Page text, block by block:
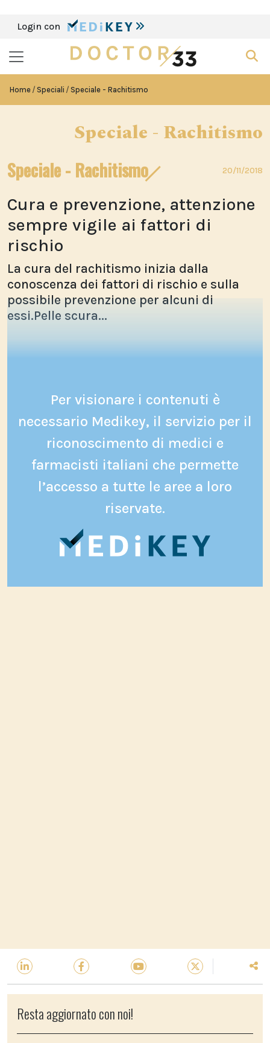
Login con
Home Speciali Speciale - Rachitismo
Speciale - Rachitismo
Speciale - Rachitismo 20/11/2018
Cura e prevenzione, attenzione
sempre vigile ai fattori di
rischio
La cura del rachitismo inizia dalla
conoscenza dei fattori di rischio e sulla
possibile prevenzione per alcuni di
essi.Pelle scura...
Per visionare i contenuti è
necessario Medikey, il servizio per il
riconoscimento di medici e
farmacisti italiani che permette
l’accesso a tutte le aree a loro
riservate.
Resta aggiornato con noi!